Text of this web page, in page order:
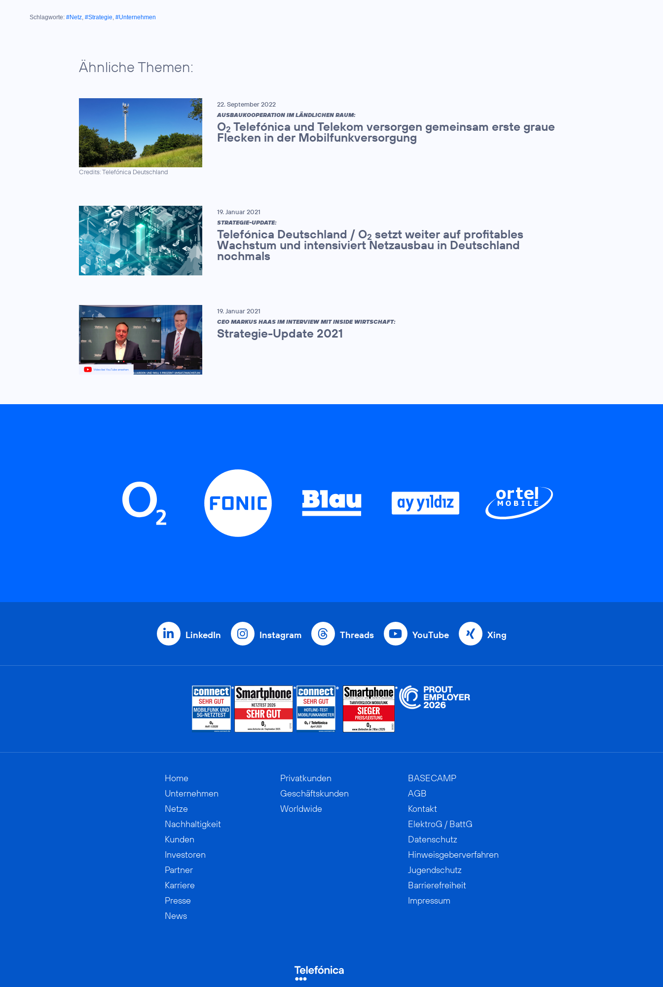
Schlagworte: #Netz, #Strategie, #Unternehmen
Ähnliche Themen:
Credits: Telefónica Deutschland
22. September 2022
AUSBAUKOOPERATION IM LÄNDLICHEN RAUM:
O2 Telefónica und Telekom versorgen gemeinsam erste graue
Flecken in der Mobilfunkversorgung
19. Januar 2021
STRATEGIE-UPDATE:
Telefónica Deutschland / O2 setzt weiter auf profitables
Wachstum und intensiviert Netzausbau in Deutschland
nochmals
19. Januar 2021
CEO MARKUS HAAS IM INTERVIEW MIT INSIDE WIRTSCHAFT:
Strategie-Update 2021
LinkedIn Instagram Threads YouTube Xing
Home
Unternehmen
Netze
Nachhaltigkeit
Kunden
Investoren
Partner
Karriere
Presse
News
Privatkunden
Geschäftskunden
Worldwide
BASECAMP
AGB
Kontakt
ElektroG / BattG
Datenschutz
Hinweisgeberverfahren
Jugendschutz
Barrierefreiheit
Impressum